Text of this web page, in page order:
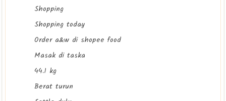
Shopping
Shopping today
Order a&w di shopee food
Masak di taska
44.1 kg
Berat turun